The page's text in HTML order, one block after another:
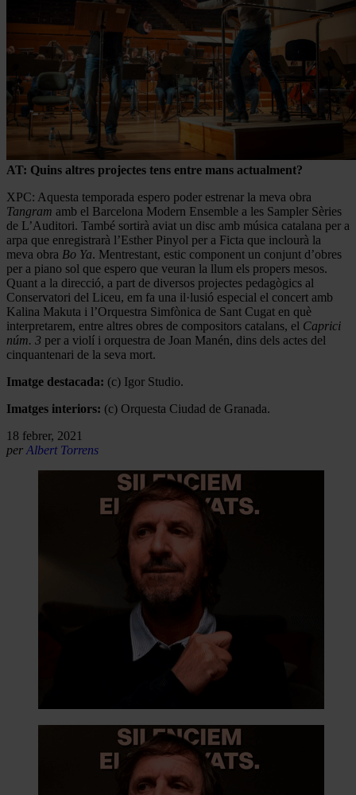
AT: Quins altres projectes tens entre mans actualment?
XPC: Aquesta temporada espero poder estrenar la meva obra
Tangram amb el Barcelona Modern Ensemble a les Sampler Sèries
de L’Auditori. També sortirà aviat un disc amb música catalana per a
arpa que enregistrarà l’Esther Pinyol per a Ficta que inclourà la
meva obra Bo Ya. Mentrestant, estic component un conjunt d’obres
per a piano sol que espero que veuran la llum els propers mesos.
Quant a la direcció, a part de diversos projectes pedagògics al
Conservatori del Liceu, em fa una il·lusió especial el concert amb
Kalina Makuta i l’Orquestra Simfònica de Sant Cugat en què
interpretarem, entre altres obres de compositors catalans, el Caprici
núm. 3 per a violí i orquestra de Joan Manén, dins dels actes del
cinquantenari de la seva mort.
Imatge destacada: (c) Igor Studio.
Imatges interiors: (c) Orquesta Ciudad de Granada.
18 febrer, 2021
per Albert Torrens